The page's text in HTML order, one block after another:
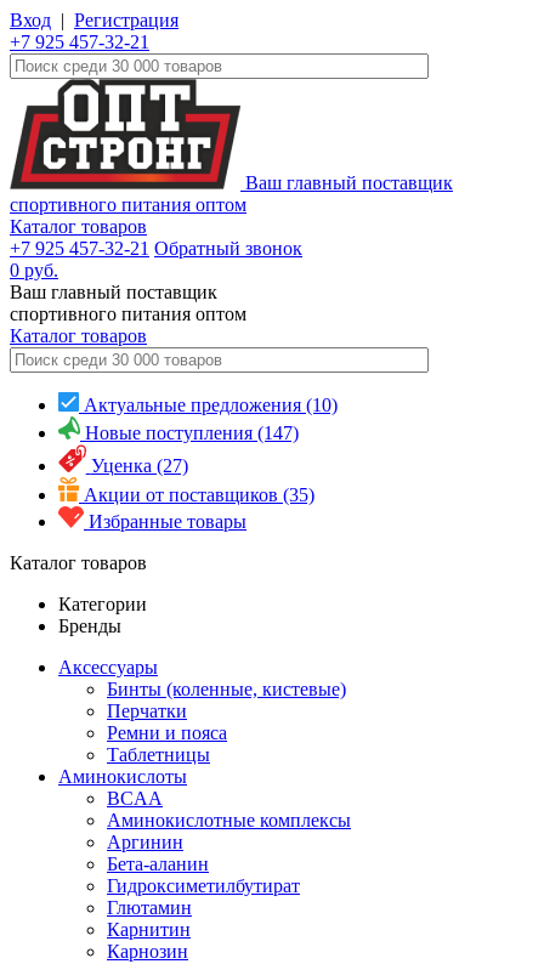
Вход | Регистрация
+7 925 457-32-21
Ваш главный поставщик
спортивного питания оптом
Каталог товаров
+7 925 457-32-21 Обратный звонок
0 руб.
Ваш главный поставщик
спортивного питания оптом
Каталог товаров
Актуальные предложения (10)
Новые поступления (147)
Уценка (27)
Акции от поставщиков (35)
Избранные товары
Каталог товаров
Категории
Бренды
Аксессуары
Бинты (коленные, кистевые)
Перчатки
Ремни и пояса
Таблетницы
Аминокислоты
BCAA
Аминокислотные комплексы
Аргинин
Бета-аланин
Гидроксиметилбутират
Глютамин
Карнитин
Карнозин